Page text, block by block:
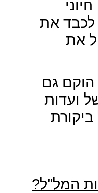
לכבד את
את
הוקם גם
ועדות
המל"ל?